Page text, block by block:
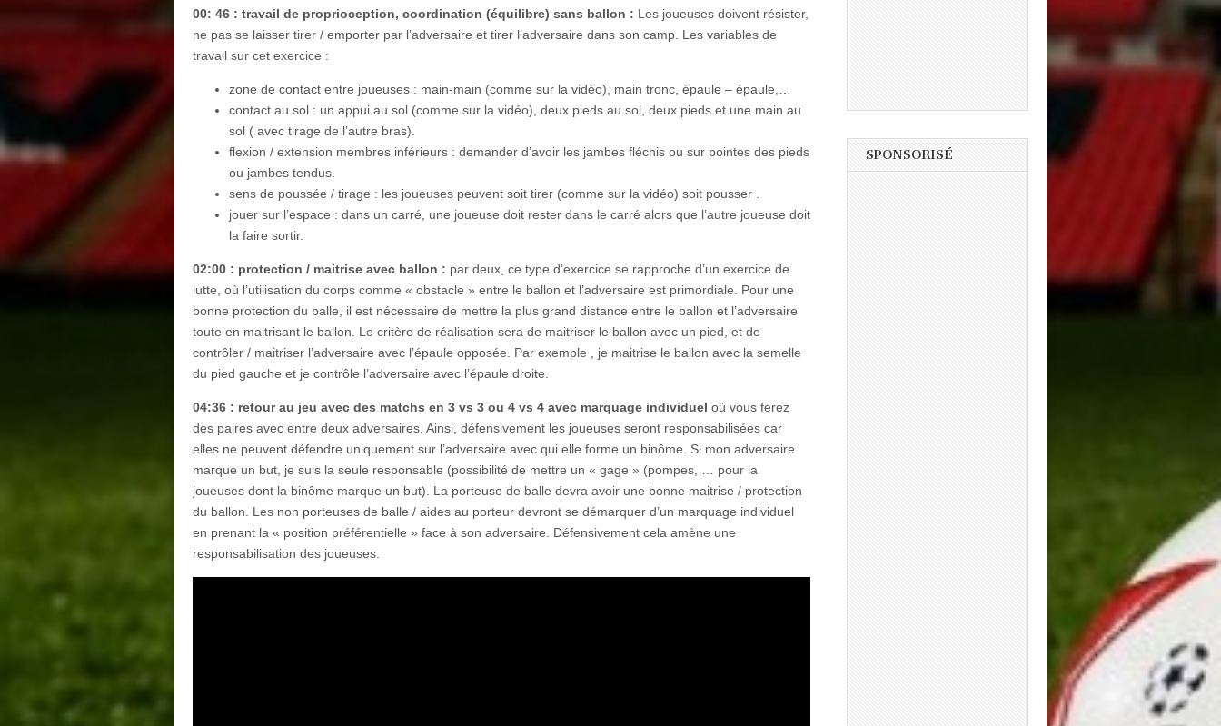
00: 46 : travail de proprioception, coordination (équilibre) sans ballon : Les joueuses doivent résister,
ne pas se laisser tirer / emporter par l’adversaire et tirer l’adversaire dans son camp. Les variables de
travail sur cet exercice :
zone de contact entre joueuses : main-main (comme sur la vidéo), main tronc, épaule – épaule,…
contact au sol : un appui au sol (comme sur la vidéo), deux pieds au sol, deux pieds et une main au
sol ( avec tirage de l’autre bras).
flexion / extension membres inférieurs : demander d’avoir les jambes fléchis ou sur pointes des pieds
ou jambes tendus.
sens de poussée / tirage : les joueuses peuvent soit tirer (comme sur la vidéo) soit pousser .
jouer sur l’espace : dans un carré, une joueuse doit rester dans le carré alors que l’autre joueuse doit
la faire sortir.
02:00 : protection / maitrise avec ballon : par deux, ce type d’exercice se rapproche d’un exercice de
lutte, où l’utilisation du corps comme « obstacle » entre le ballon et l’adversaire est primordiale. Pour une
bonne protection du balle, il est nécessaire de mettre la plus grand distance entre le ballon et l’adversaire
toute en maitrisant le ballon. Le critère de réalisation sera de maitriser le ballon avec un pied, et de
contrôler / maitriser l’adversaire avec l’épaule opposée. Par exemple , je maitrise le ballon avec la semelle
du pied gauche et je contrôle l’adversaire avec l’épaule droite.
04:36 : retour au jeu avec des matchs en 3 vs 3 ou 4 vs 4 avec marquage individuel où vous ferez
des paires avec entre deux adversaires. Ainsi, défensivement les joueuses seront responsabilisées car
elles ne peuvent défendre uniquement sur l’adversaire avec qui elle forme un binôme. Si mon adversaire
marque un but, je suis la seule responsable (possibilité de mettre un « gage » (pompes, … pour la
joueuses dont la binôme marque un but). La porteuse de balle devra avoir une bonne maitrise / protection
du ballon. Les non porteuses de balle / aides au porteur devront se démarquer d’un marquage individuel
en prenant la « position préférentielle » face à son adversaire. Défensivement cela amène une
responsabilisation des joueuses.
SPONSORISÉ